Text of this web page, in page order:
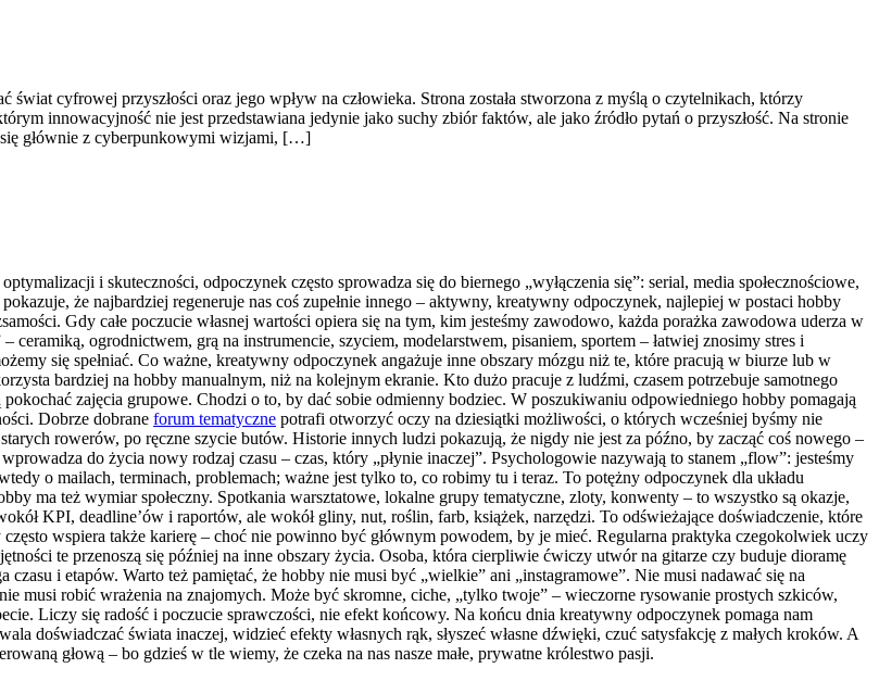
cyfrowej przyszłości oraz jego wpływ na człowieka. Strona została stworzona z myślą o czytelnikach, którzy
innowacyjność nie jest przedstawiana jedynie jako suchy zbiór faktów, ale jako źródło pytań o przyszłość. Na stronie
się głównie z cyberpunkowymi wizjami, […]
i skuteczności, odpoczynek często sprowadza się do biernego „wyłączenia się”: serial, media społecznościowe,
że najbardziej regeneruje nas coś zupełnie innego – aktywny, kreatywny odpoczynek, najlepiej w postaci hobby
Gdy całe poczucie własnej wartości opiera się na tym, kim jesteśmy zawodowo, każda porażka zawodowa uderza w
ceramiką, ogrodnictwem, grą na instrumencie, szyciem, modelarstwem, pisaniem, sportem – łatwiej znosimy stres i
się spełniać. Co ważne, kreatywny odpoczynek angażuje inne obszary mózgu niż te, które pracują w biurze lub w
bardziej na hobby manualnym, niż na kolejnym ekranie. Kto dużo pracuje z ludźmi, czasem potrzebuje samotnego
zajęcia grupowe. Chodzi o to, by dać sobie odmienny bodziec. W poszukiwaniu odpowiedniego hobby pomagają
Dobrze dobrane forum tematyczne potrafi otworzyć oczy na dziesiątki możliwości, o których wcześniej byśmy nie
rowerów, po ręczne szycie butów. Historie innych ludzi pokazują, że nigdy nie jest za późno, by zacząć coś nowego –
do życia nowy rodzaj czasu – czas, który „płynie inaczej”. Psychologowie nazywają to stanem „flow”: jesteśmy
o mailach, terminach, problemach; ważne jest tylko to, co robimy tu i teraz. To potężny odpoczynek dla układu
ma też wymiar społeczny. Spotkania warsztatowe, lokalne grupy tematyczne, zloty, konwenty – to wszystko są okazje,
KPI, deadline’ów i raportów, ale wokół gliny, nut, roślin, farb, książek, narzędzi. To odświeżające doświadczenie, które
wspiera także karierę – choć nie powinno być głównym powodem, by je mieć. Regularna praktyka czegokolwiek uczy
te przenoszą się później na inne obszary życia. Osoba, która cierpliwie ćwiczy utwór na gitarze czy buduje dioramę
i etapów. Warto też pamiętać, że hobby nie musi być „wielkie” ani „instagramowe”. Nie musi nadawać się na
musi robić wrażenia na znajomych. Może być skromne, ciche, „tylko twoje” – wieczorne rysowanie prostych szkiców,
Liczy się radość i poczucie sprawczości, nie efekt końcowy. Na końcu dnia kreatywny odpoczynek pomaga nam
doświadczać świata inaczej, widzieć efekty własnych rąk, słyszeć własne dźwięki, czuć satysfakcję z małych kroków. A
głową – bo gdzieś w tle wiemy, że czeka na nas nasze małe, prywatne królestwo pasji.